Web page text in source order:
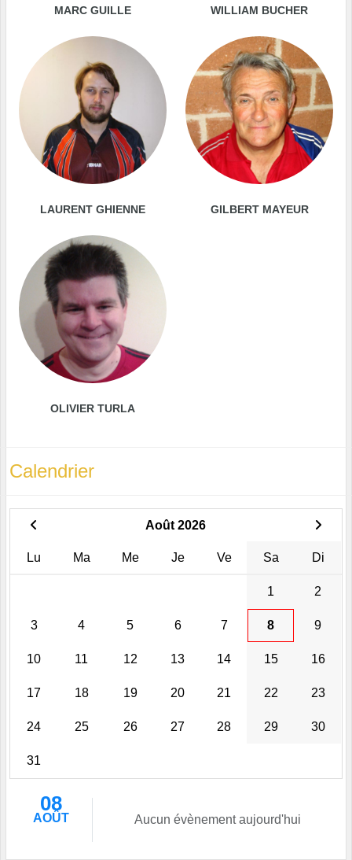
MARC GUILLE WILLIAM BUCHER
LAURENT GHIENNE GILBERT MAYEUR
OLIVIER TURLA
Calendrier
Août 2026
Lu Ma Me Je Ve Sa Di
1 2
3 4 5 6 7 8 9
10 11 12 13 14 15 16
17 18 19 20 21 22 23
24 25 26 27 28 29 30
31
08
AOÛT Aucun évènement aujourd'hui